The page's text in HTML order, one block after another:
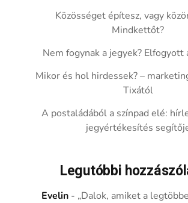
Közösséget építesz, vagy
Mindkettőt?
Nem fogynak a jegyek? Elfogyott
Mikor és hol hirdessek? –
Tixától
A postaládából a színpad elé:
jegyértékesítés
Legutóbbi
Evelin - „Dalok, amiket a